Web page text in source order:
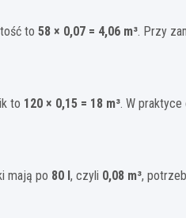
to 58 × 0,07 = 4,06 m³. Przy
to 120 × 0,15 = 18 m³. W
mają po 80 l, czyli 0,08 m³,